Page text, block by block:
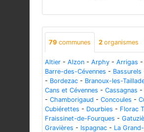
79 communes 2 organismes
Altier - Alzon - Arphy - Arrigas -
Barre-des-Cévennes - Bassurels
- Bordezac - Branoux-les-
Cans et Cévennes - Cassagnas -
- Chamborigaud - Concoules -
Cubiérettes - Dourbies - Florac
Fraissinet-de-Fourques -
Gravières - Ispagnac - La